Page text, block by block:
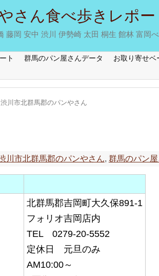
さん食べ歩きレポー
藤岡 安中 渋川 伊勢崎 太田 桐生 館林 富岡
ト 群馬のパン屋さんデータ お取り寄せベ
渋川市北群馬郡のパンやさん
川市北群馬郡のパンやさん, 群馬のパン
北群馬郡吉岡町大久保891-1
フォリオ吉岡店内
TEL 0279-20-5552
定休日 元旦のみ
AM10:00～